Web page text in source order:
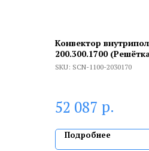
Конвектор
200.300.1700
анодированный
SKU: SCN-1100-2030170
52 087 р.
Подробнее